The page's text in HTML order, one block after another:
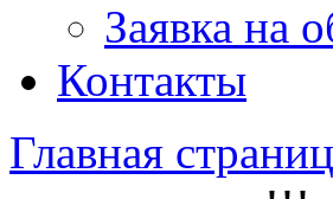
Заявка на
Контакты
Главная